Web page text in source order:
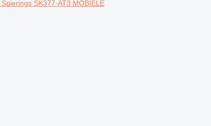
Spierings SK377-AT3 MOBIELE